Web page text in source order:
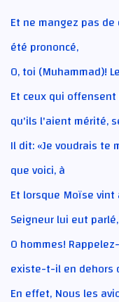
Et ne mangez pas
été prononcé,
O, toi (Muhammad)!
Et ceux qui
qu'ils l'aient mérité,
Il dit: «Je voudrais te
que voici, à
Et lorsque Moïse
Seigneur lui eut
O hommes!
existe-t-il en dehors
En effet, Nous les